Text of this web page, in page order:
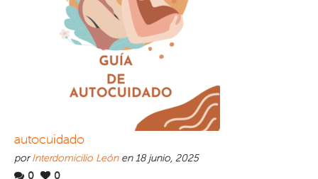
autocuidado
porInterdomicilio Leónen 18 junio, 2025
0
0